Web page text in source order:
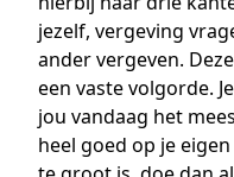
jezelf, vergeving
ander vergeven.
een vaste volgorde.
jou vandaag het
heel goed op je